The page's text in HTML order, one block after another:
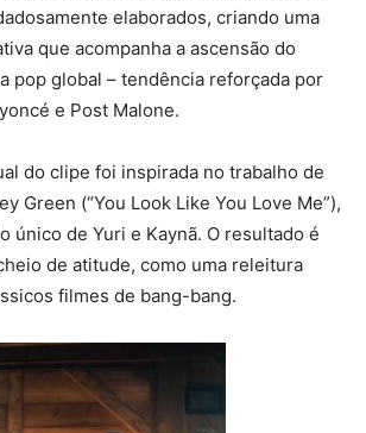
elaborados, criando uma
que acompanha a ascensão do
pop global – tendência reforçada por
e Post Malone.
do clipe foi inspirada no trabalho de
Green (“You Look Like You Love Me”),
único de Yuri e Kaynã. O resultado é
de atitude, como uma releitura
filmes de bang-bang.